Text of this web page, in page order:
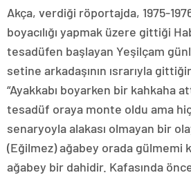
Akça, verdiği röportajda, 1975-
boyacılığı yapmak üzere gittiği
tesadüfen başlayan Yeşilçam
setine arkadaşının ısrarıyla
“Ayakkabı boyarken bir kahkaha
tesadüf oraya monte oldu ama
senaryoyla alakası olmayan bir
(Eğilmez) ağabey orada gülmemi
ağabey bir dahidir. Kafasında